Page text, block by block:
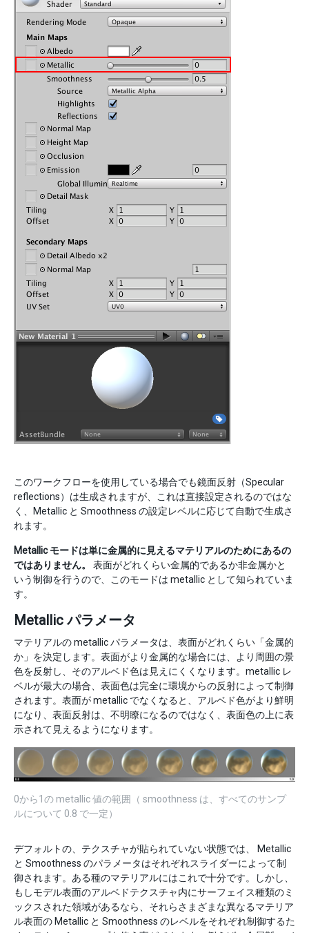
このワークフローを使用している場合でも鏡面反射（Specular
reflections）は生成されますが、これは直接設定されるのではな
く、Metallic と Smoothness の設定レベルに応じて自動で生成さ
れます。
Metallic モードは単に金属的に見えるマテリアルのためにあるの
ではありません。
表面がどれくらい金属的であるか非金属かと
いう制御を行うので、このモードは metallic として知られていま
す。
Metallic パラメータ
マテリアルの metallic パラメータは、表面がどれくらい「金属的
か」を決定します。表面がより金属的な場合には、より周囲の景
色を反射し、そのアルベド色は見えにくくなります。metallic レ
ベルが最大の場合、表面色は完全に環境からの反射によって制御
されます。表面が metallic でなくなると、アルベド色がより鮮明
になり、表面反射は、不明瞭になるのではなく、表面色の上に表
示されて見えるようになります。
0から1の metallic 値の範囲（ smoothness は、すべてのサンプ
ルについて 0.8 で一定）
デフォルトの、テクスチャが貼られていない状態では、 Metallic
と Smoothness のパラメータはそれぞれスライダーによって制
御されます。ある種のマテリアルにはこれで十分です。しかし、
もしモデル表面のアルベドテクスチャ内にサーフェイス種類のミ
ックスされた領域があるなら、それらさまざまな異なるマテリア
ル表面の Metallic と Smoothness のレベルをそれぞれ制御するた